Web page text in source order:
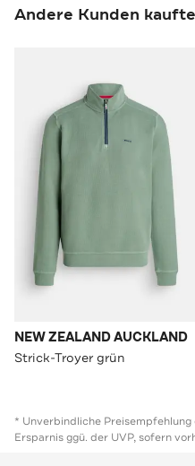
Andere Kunden
NEW ZEALAND AUCKLAND
Strick-Troyer grün
* Unverbindliche
Ersparnis ggü. der UVP, sofern